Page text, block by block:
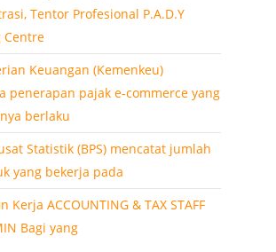
Tentor Profesional P.A.D.Y
Centre
Keuangan (Kemenkeu)
penerapan pajak e-commerce yang
berlaku
Statistik (BPS) mencatat jumlah
yang bekerja pada
Kerja ACCOUNTING & TAX STAFF
Bagi yang